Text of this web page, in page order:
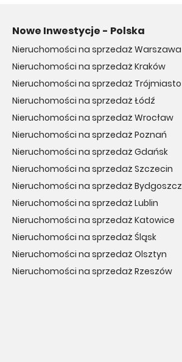
Nowe Inwestycje - Polska
Nieruchomości na sprzedaż Warszawa
Nieruchomości na sprzedaż Kraków
Nieruchomości na sprzedaż Trójmiasto
Nieruchomości na sprzedaż Łódź
Nieruchomości na sprzedaż Wrocław
Nieruchomości na sprzedaż Poznań
Nieruchomości na sprzedaż Gdańsk
Nieruchomości na sprzedaż Szczecin
Nieruchomości na sprzedaż Bydgoszcz
Nieruchomości na sprzedaż Lublin
Nieruchomości na sprzedaż Katowice
Nieruchomości na sprzedaż Śląsk
Nieruchomości na sprzedaż Olsztyn
Nieruchomości na sprzedaż Rzeszów